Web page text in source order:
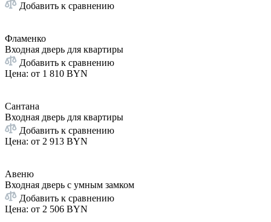
Добавить к сравнению
Фламенко
Входная дверь для квартиры
Добавить к сравнению
Цена: от 1 810 BYN
Сантана
Входная дверь для квартиры
Добавить к сравнению
Цена: от 2 913 BYN
Авеню
Входная дверь с умным замком
Добавить к сравнению
Цена: от 2 506 BYN